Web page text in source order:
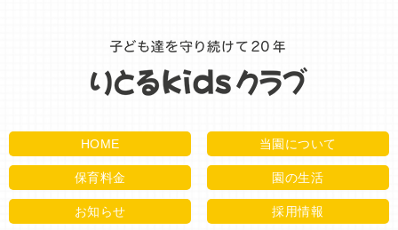
HOME 当園について
保育料金 園の生活
お知らせ 採用情報